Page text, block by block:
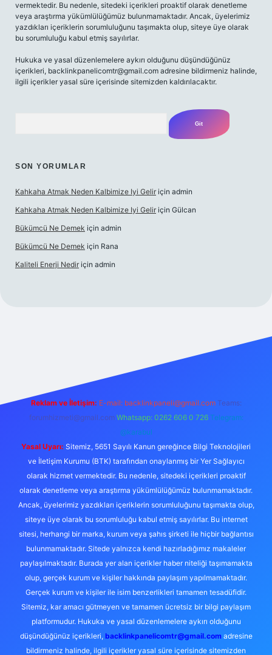
vermektedir. Bu nedenle, sitedeki içerikleri proaktif olarak denetleme
veya araştırma yükümlülüğümüz bulunmamaktadır. Ancak, üyelerimiz
yazdıkları içeriklerin sorumluluğunu taşımakta olup, siteye üye olarak
bu sorumluluğu kabul etmiş sayılırlar.
Hukuka ve yasal düzenlemelere aykırı olduğunu düşündüğünüz
içerikleri, backlinkpanelicomtr@gmail.com adresine bildirmeniz halinde,
ilgili içerikler yasal süre içerisinde sitemizden kaldırılacaktır.
SON YORUMLAR
Kahkaha Atmak Neden Kalbimize Iyi Gelir için admin
Kahkaha Atmak Neden Kalbimize Iyi Gelir için Gülcan
Bükümcü Ne Demek için admin
Bükümcü Ne Demek için Rana
Kaliteli Enerji Nedir için admin
Reklam ve İletişim: E-mail: backlinkpaneli@gmail.com Teams:
forumhizmeti@gmail.com Whatsapp: 0262 606 0 726 Telegram:
@karabul
Yasal Uyarı: Sitemiz, 5651 Sayılı Kanun gereğince Bilgi Teknolojileri
ve İletişim Kurumu (BTK) tarafından onaylanmış bir Yer Sağlayıcı
olarak hizmet vermektedir. Bu nedenle, sitedeki içerikleri proaktif
olarak denetleme veya araştırma yükümlülüğümüz bulunmamaktadır.
Ancak, üyelerimiz yazdıkları içeriklerin sorumluluğunu taşımakta olup,
siteye üye olarak bu sorumluluğu kabul etmiş sayılırlar. Bu internet
sitesi, herhangi bir marka, kurum veya şahıs şirketi ile hiçbir bağlantısı
bulunmamaktadır. Sitede yalnızca kendi hazırladığımız makaleler
paylaşılmaktadır. Burada yer alan içerikler haber niteliği taşımamakta
olup, gerçek kurum ve kişiler hakkında paylaşım yapılmamaktadır.
Gerçek kurum ve kişiler ile isim benzerlikleri tamamen tesadüfidir.
Sitemiz, kar amacı gütmeyen ve tamamen ücretsiz bir bilgi paylaşım
platformudur. Hukuka ve yasal düzenlemelere aykırı olduğunu
düşündüğünüz içerikleri, backlinkpanelicomtr@gmail.comadresine
bildirmeniz halinde, ilgili içerikler yasal süre içerisinde sitemizden